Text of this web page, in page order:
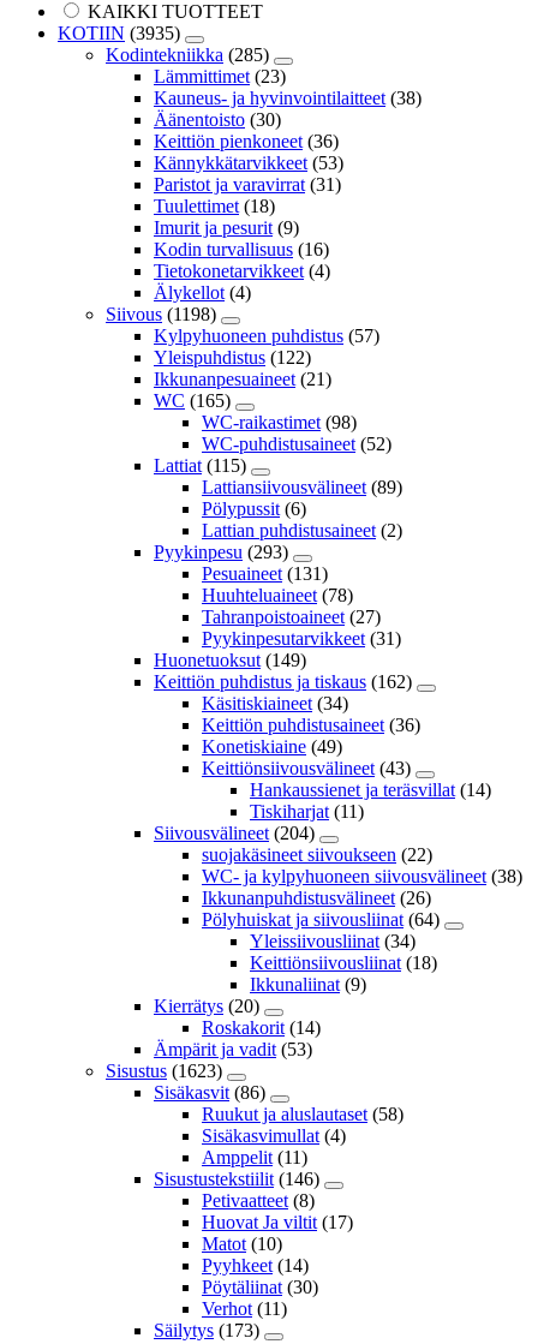
KAIKKI TUOTTEET
KOTIIN (3935)
Kodintekniikka (285)
Lämmittimet (23)
Kauneus- ja hyvinvointilaitteet (38)
Äänentoisto (30)
Keittiön pienkoneet (36)
Kännykkätarvikkeet (53)
Paristot ja varavirrat (31)
Tuulettimet (18)
Imurit ja pesurit (9)
Kodin turvallisuus (16)
Tietokonetarvikkeet (4)
Älykellot (4)
Siivous (1198)
Kylpyhuoneen puhdistus (57)
Yleispuhdistus (122)
Ikkunanpesuaineet (21)
WC (165)
WC-raikastimet (98)
WC-puhdistusaineet (52)
Lattiat (115)
Lattiansiivousvälineet (89)
Pölypussit (6)
Lattian puhdistusaineet (2)
Pyykinpesu (293)
Pesuaineet (131)
Huuhteluaineet (78)
Tahranpoistoaineet (27)
Pyykinpesutarvikkeet (31)
Huonetuoksut (149)
Keittiön puhdistus ja tiskaus (162)
Käsitiskiaineet (34)
Keittiön puhdistusaineet (36)
Konetiskiaine (49)
Keittiönsiivousvälineet (43)
Hankaussienet ja teräsvillat (14)
Tiskiharjat (11)
Siivousvälineet (204)
suojakäsineet siivoukseen (22)
WC- ja kylpyhuoneen siivousvälineet (38)
Ikkunanpuhdistusvälineet (26)
Pölyhuiskat ja siivousliinat (64)
Yleissiivousliinat (34)
Keittiönsiivousliinat (18)
Ikkunaliinat (9)
Kierrätys (20)
Roskakorit (14)
Ämpärit ja vadit (53)
Sisustus (1623)
Sisäkasvit (86)
Ruukut ja aluslautaset (58)
Sisäkasvimullat (4)
Amppelit (11)
Sisustustekstiilit (146)
Petivaatteet (8)
Huovat Ja viltit (17)
Matot (10)
Pyyhkeet (14)
Pöytäliinat (30)
Verhot (11)
Säilytys (173)